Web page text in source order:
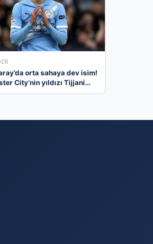
orta sahaya dev isim!
City’nin yıldızı Tijjani